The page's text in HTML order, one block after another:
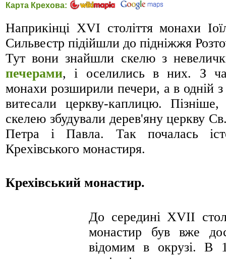
Карта Крехова:
Наприкінці XVI століття монахи
Сильвестр підійшли до підніжжя
Тут вони знайшли скелю з
печерами, і оселились в них. З
монахи розширили печери, а в одній
витесали церкву-каплицю. Пізніше,
скелею збудували дерев'яну церкву
Петра і Павла. Так почалась
Крехівського монастиря.
Крехівський монастир.
До середині XVII
монастир був вже
відомим в окрузі. В